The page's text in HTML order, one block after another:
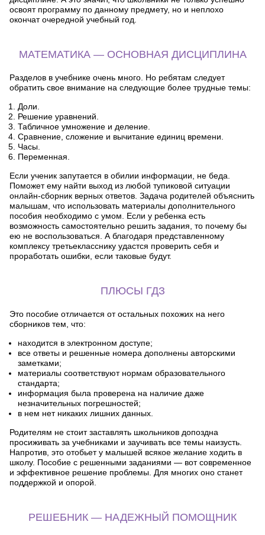
освоят программу по данному предмету, но и неплохо
окончат очередной учебный год.
МАТЕМАТИКА — ОСНОВНАЯ ДИСЦИПЛИНА
Разделов в учебнике очень много. Но ребятам следует
обратить свое внимание на следующие более трудные темы:
Доли.
Решение уравнений.
Табличное умножение и деление.
Сравнение, сложение и вычитание единиц времени.
Часы.
Переменная.
Если ученик запутается в обилии информации, не беда.
Поможет ему найти выход из любой тупиковой ситуации
онлайн-сборник верных ответов. Задача родителей объяснить
малышам, что использовать материалы дополнительного
пособия необходимо с умом. Если у ребенка есть
возможность самостоятельно решить задания, то почему бы
ею не воспользоваться. А благодаря представленному
комплексу третьекласснику удастся проверить себя и
проработать ошибки, если таковые будут.
ПЛЮСЫ ГДЗ
Это пособие отличается от остальных похожих на него
сборников тем, что:
находится в электронном доступе;
все ответы и решенные номера дополнены авторскими
заметками;
материалы соответствуют нормам образовательного
стандарта;
информация была проверена на наличие даже
незначительных погрешностей;
в нем нет никаких лишних данных.
Родителям не стоит заставлять школьников допоздна
просиживать за учебниками и заучивать все темы наизусть.
Напротив, это отобьет у малышей всякое желание ходить в
школу. Пособие с решенными заданиями — вот современное
и эффективное решение проблемы. Для многих оно станет
поддержкой и опорой.
РЕШЕБНИК — НАДЕЖНЫЙ ПОМОЩНИК